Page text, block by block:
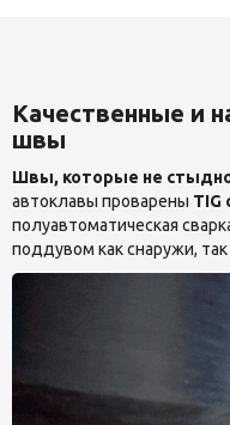
Качественные и
швы
Швы, которые не
автоклавы проварены TIG
полуавтоматическая
поддувом как снаружи,